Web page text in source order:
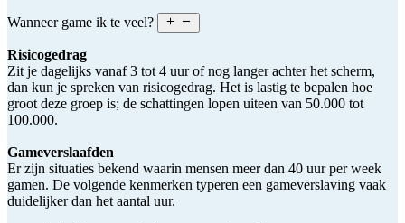
Wanneer game ik te veel?
Risicogedrag
Zit je dagelijks vanaf 3 tot 4 uur of nog langer achter het scherm,
dan kun je spreken van risicogedrag. Het is lastig te bepalen hoe
groot deze groep is; de schattingen lopen uiteen van 50.000 tot
100.000.
Gameverslaafden
Er zijn situaties bekend waarin mensen meer dan 40 uur per week
gamen. De volgende kenmerken typeren een gameverslaving vaak
duidelijker dan het aantal uur.